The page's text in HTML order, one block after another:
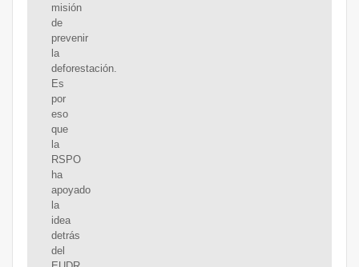
misión
de
prevenir
la
deforestación.
Es
por
eso
que
la
RSPO
ha
apoyado
la
idea
detrás
del